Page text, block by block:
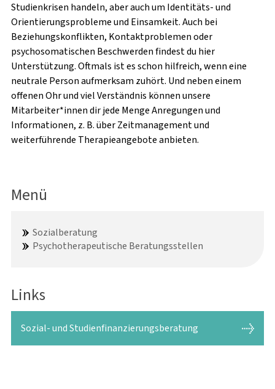
Studienkrisen handeln, aber auch um Identitäts- und
Orientierungsprobleme und Einsamkeit. Auch bei
Beziehungskonflikten, Kontaktproblemen oder
psychosomatischen Beschwerden findest du hier
Unterstützung. Oftmals ist es schon hilfreich, wenn eine
neutrale Person aufmerksam zuhört. Und neben einem
offenen Ohr und viel Verständnis können unsere
Mitarbeiter*innen dir jede Menge Anregungen und
Informationen, z. B. über Zeitmanagement und
weiterführende Therapieangebote anbieten.
Menü
Sozialberatung
Psychotherapeutische Beratungsstellen
Links
Sozial- und Studienfinanzierungsberatung